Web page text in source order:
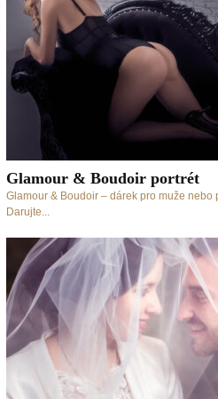
Glamour & Boudoir portrét
Glamour & Boudoir – dárek pro muže
Darujte...